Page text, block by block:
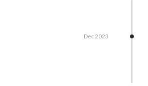
Dec 2023